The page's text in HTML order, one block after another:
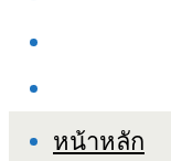
หน้าหลัก